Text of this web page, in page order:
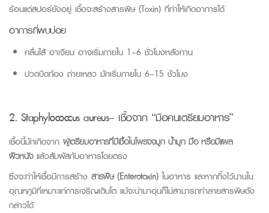
ร้อนแต่สปอร์ยังอยู่ เชื้อจะสร้างสารพิษ (Toxin) ที่ทำให้เกิดอาการได้
อาการที่พบบ่อย
คลื่นไส้ อาเจียน อาจเริ่มภายใน 1–6 ชั่วโมงหลังทาน
ปวดบิดท้อง ถ่ายเหลว มักเริ่มภายใน 6–15 ชั่วโมง
2. Staphylococcus aureus– เชื้อจาก “มือคนเตรียมอาหาร”
เชื้อนี้มักเกิดจาก ผู้เตรียมอาหารที่มีเชื้อในโพรงจมูก น้ำมูก มือ หรือมีแผล
ผิวหนังแล้วสัมผัสกับอาหารโดยตรง
ซึ่งจะทำให้เชื้อมีการสร้าง สารพิษ (Enterotoxin) ในอาหาร และหากทิ้งไว้นานใน
อุณหภูมิที่เหมาะแก่การเจริญเติบโต แม้จะนำมาอุ่นก็ไม่สามารถทำลายสารพิษดัง
กล่าวได้